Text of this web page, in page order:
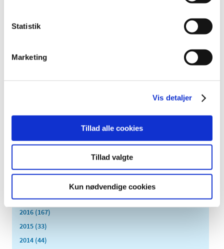
Statistik
Marketing
Vis detaljer
Tillad alle cookies
Tillad valgte
Kun nødvendige cookies
december (11)
oktober (20)
august (10)
maj (5)
marts (14)
januar (6)
2017 (167)
2016 (167)
2015 (33)
2014 (44)